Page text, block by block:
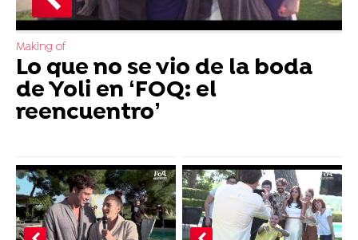
Making of
Lo que no se vio de la boda
de Yoli en ‘FOQ: el
reencuentro’